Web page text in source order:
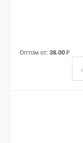
Оптом от: 38.00 ₽